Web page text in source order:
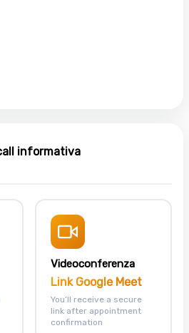
informativa
Videoconferenza
Link Google Meet
You’ll receive a secure
link after appointment
confirmation